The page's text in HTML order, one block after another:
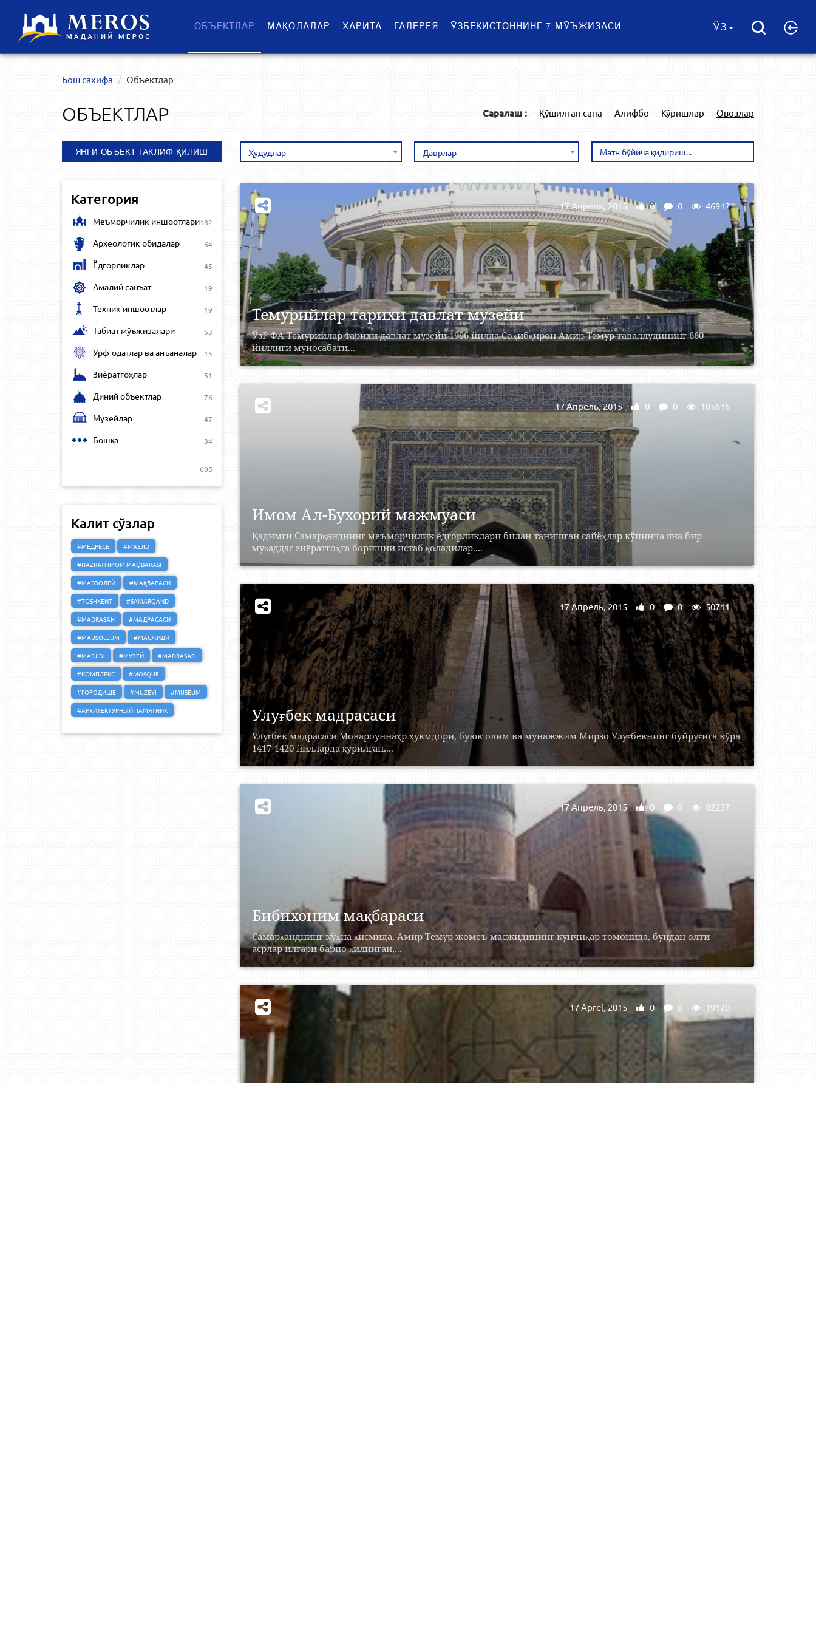
ОБЪЕКТЛАР МАҚОЛАЛАР ХАРИТА ГАЛЕРЕЯ ЎЗБЕКИСТОННИНГ 7 МЎЪЖИЗАСИ ЎЗ
Бош сахифа Объектлар
ОБЪЕКТЛАР Саралаш : Қўшилган сана Алифбо Кўришлар Овозлар
ЯНГИ ОБЪЕКТ ТАКЛИФ ҚИЛИШ
Категория
Меъморчилик иншоотлари182
Археологик обидалар 64
Ёдгорликлар 45
Амалий санъат 19
Техник иншоотлар 19
Табиат мўъжизалари 53
Урф-одатлар ва анъаналар 15
Зиёратгоҳлар 51
Диний объектлар 76
Музейлар 47
Бошқа 34
605
Калит сўзлар
#МЕДРЕСЕ
#MASJID
#HAZRATI IMOM MAQBARASI
#МАВЗОЛЕЙ
#МАҚБАРАСИ
#TOSHKENT
#SAMARQAND
#MADRASAH
#МАДРАСАСИ
#MAUSOLEUM
#МАСЖИДИ
#MASJIDI
#МУЗЕЙ
#MADRASASI
#КОМПЛЕКС
#MOSQUE
#ГОРОДИЩЕ
#MUZEYI
#MUSEUM
#АРХИТЕКТУРНЫЙ ПАМЯТНИК
Ҳудудлар Даврлар
Темурийлар тарихи давлат музейи
ЎзР ФА Темурийлар тарихи давлат музейи 1996 йилда Соҳибқирон Амир Темур таваллудининг 660
йиллиги муносабати...
17 Апрель, 2015 0 0 46917
Имом Ал-Бухорий мажмуаси
Қадимги Самарқанднинг меъморчилик ёдгорликлари билан танишган сайёҳлар кўпинча яна бир
муқаддас зиёратгоҳга боришни истаб қоладилар....
17 Апрель, 2015 0 0 105616
Улуғбек мадрасаси
Улуғбек мадрасаси Мовароуннаҳр ҳукмдори, буюк олим ва мунажжим Мирзо Улуғбекнинг буйруғига кўра
1417-1420 йилларда қурилган....
17 Апрель, 2015 0 0 50711
Бибихоним мақбараси
Самарқанднинг кўҳна қисмида, Амир Темур жомеъ масжидининг кунчиқар томонида, бундан олти
асрлар илгари барпо қилинган,...
17 Апрель, 2015 0 0 82237
17 Aprel, 2015 0 0 19120